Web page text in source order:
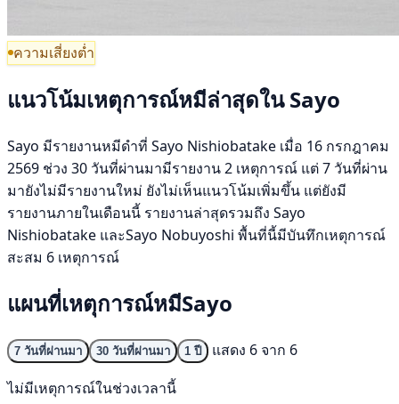
ความเสี่ยงต่ำ
แนวโน้มเหตุการณ์หมีล่าสุดใน Sayo
Sayo มีรายงานหมีดำที่ Sayo Nishiobatake เมื่อ 16 กรกฎาคม
2569 ช่วง 30 วันที่ผ่านมามีรายงาน 2 เหตุการณ์ แต่ 7 วันที่ผ่าน
มายังไม่มีรายงานใหม่ ยังไม่เห็นแนวโน้มเพิ่มขึ้น แต่ยังมี
รายงานภายในเดือนนี้ รายงานล่าสุดรวมถึง Sayo
Nishiobatake และSayo Nobuyoshi พื้นที่นี้มีบันทึกเหตุการณ์
สะสม 6 เหตุการณ์
แผนที่เหตุการณ์หมีSayo
7 วันที่ผ่านมา 30 วันที่ผ่านมา 1 ปี
แสดง 6 จาก 6
ไม่มีเหตุการณ์ในช่วงเวลานี้